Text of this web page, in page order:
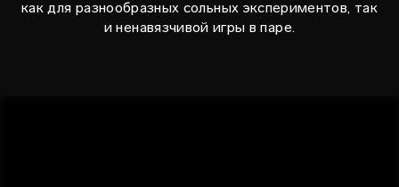
как для разнообразных сольных экспериментов, так
и ненавязчивой игры в паре.